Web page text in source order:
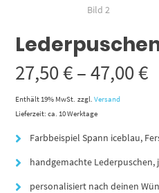
27,50€–47,00€
Enthält 19% MwSt. zzgl.Versand
Lieferzeit: ca. 10 Werktage
Farbbeispiel Spann iceblau,
handgemachte Lederpuschen,
personalisiert nach deinen